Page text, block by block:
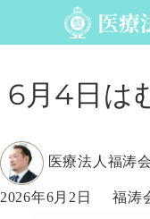
6月4日は
投
者
医療法人福涛
投
2026年6月2日
カ
福涛